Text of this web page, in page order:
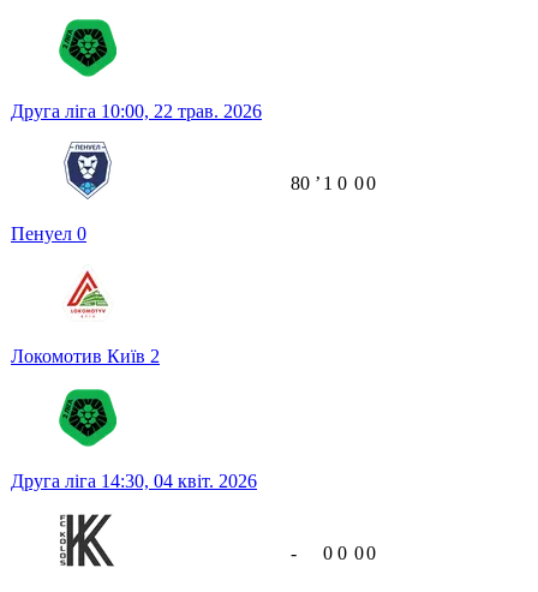
Друга ліга 10:00, 22 трав. 2026
Пенуел 0
Локомотив Київ 2
80 ʼ 1 0 00
Друга ліга 14:30, 04 квіт. 2026
- 0 0 00